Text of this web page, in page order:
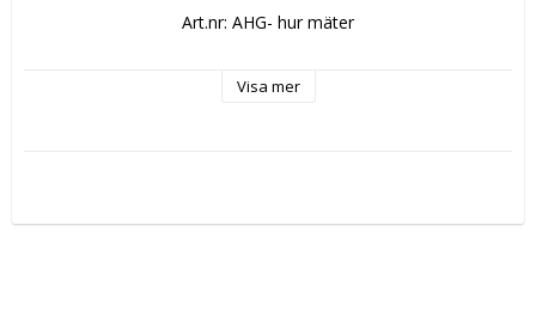
Art.nr: AHG- hur mäter
Visa mer